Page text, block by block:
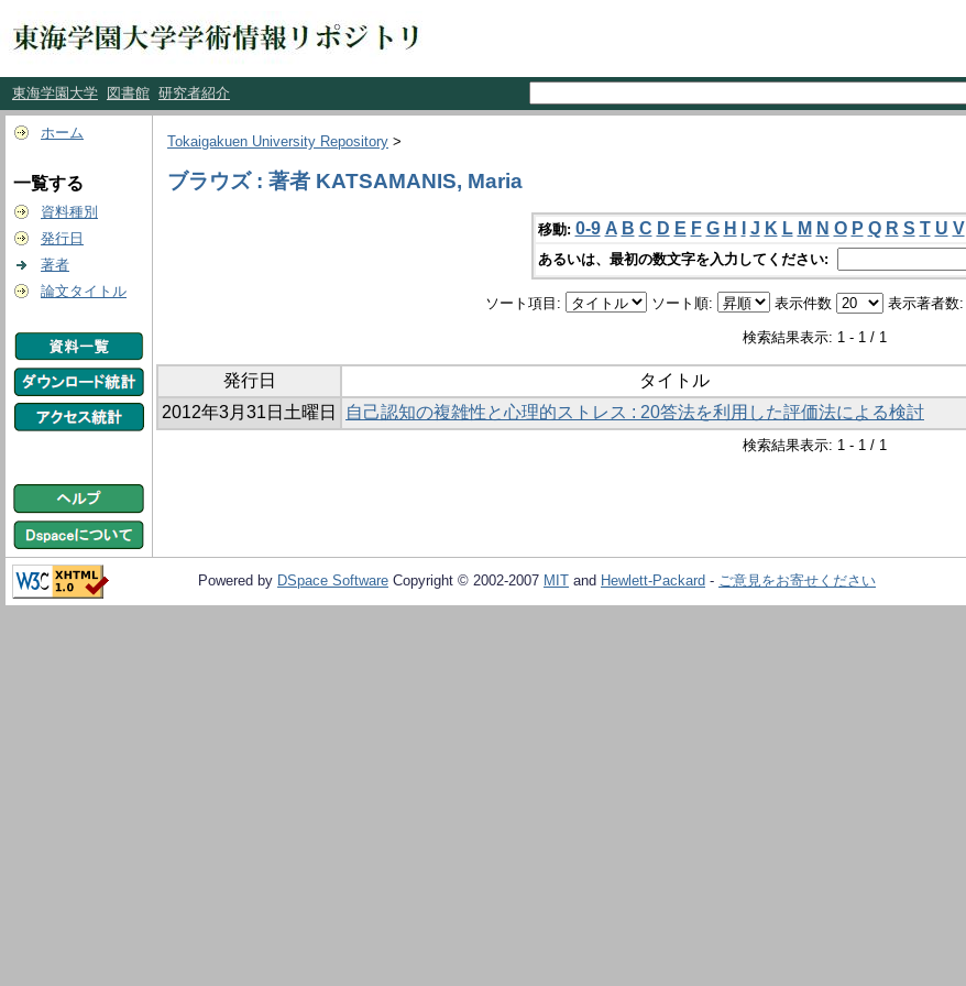
東海学園大学 図書館 研究者紹介
ホーム
一覧する
資料種別
発行日
著者
論文タイトル
Tokaigakuen University Repository >
ブラウズ : 著者 KATSAMANIS, Maria
移動: 0-9 A B C D E F G H J K L M N O P Q R S T U V
あるいは、最初の数文字を入力してください:
ソート項目: ソート順: 表示件数 表示著者数:
検索結果表示: 1 - 1 / 1
発行日 タイトル
2012年3月31日土曜日
自己認知の複雑性と心理的ストレス : 20答法を利用した評価法による検討
検索結果表示: 1 - 1 / 1
Powered by DSpace Software Copyright © 2002-2007 MIT and Hewlett-Packard - ご意見をお寄せください